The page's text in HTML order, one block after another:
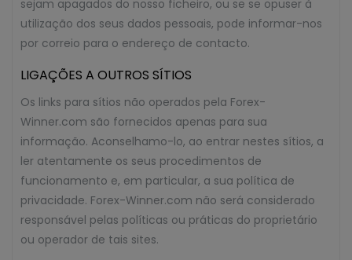
sejam apagados do nosso ficheiro, ou se se opuser à
utilização dos seus dados pessoais, pode informar-nos
por correio para o endereço de contacto.
LIGAÇÕES A OUTROS SÍTIOS
Os links para sítios não operados pela Forex-
Winner.com são fornecidos apenas para sua
informação. Aconselhamo-lo, ao entrar nestes sítios, a
ler atentamente os seus procedimentos de
funcionamento e, em particular, a sua política de
privacidade. Forex-Winner.com não será considerado
responsável pelas políticas ou práticas do proprietário
ou operador de tais sites.